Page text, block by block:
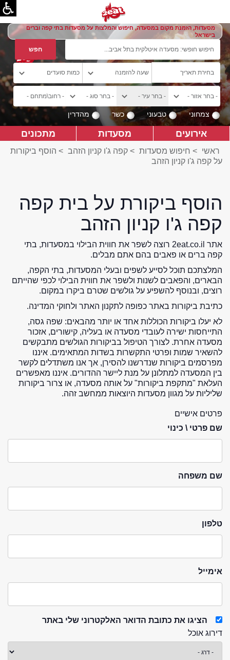
מסעדות, הזמנת מקום במסעדה, חיפוש והמלצות על מסעדות בתי קפה וברים
בישראל
צמחוני טבעוני כשר מהדרין
אירועים מסעדות מתכונים
ראשי > חיפוש מסעדות > קפה ג'ו קניון הזהב > הוסף ביקורות
על קפה ג'ו קניון הזהב
הוסף ביקורת על בית קפה
קפה ג'ו קניון הזהב
אתר 2eat.co.il רוצה לשפר את חווית הבילוי במסעדות, בתי
קפה ברים או פאבים בהם אתם מבלים.
המלצתכם תוכל לסייע לשפים ובעלי המסעדות, בתי הקפה,
הבארים, והפאבים לשנות ולשפר את חווית הבילוי לכפי שהייתם
רוצים, ובנוסף להשפיע על גולשים שטרם ביקרו במקום.
כתיבת ביקורות באתר כפופה לתקנון האתר ולחוקי המדינה.
לא יעלו ביקורות הכוללות אחד או יותר מהבאים: שפה גסה,
התייחסות ישירה לעובדי מסעדה או בעליה, קישורים, אזכור
מסעדה אחרת. לצורך הטיפול בביקורות הגולשים מתבקשים
להשאיר שמות ופרטי התקשרות בשדות המתאימים. איננו
מפרסמים ביקורות שנדרשנו להסירן, אך אנו משתדלים לקשר
בין המסעדה למתלונן על מנת ליישר ההדורים. איננו מאפשרים
העלאת "מתקפת ביקורות" על אותה מסעדה, או צרור ביקורות
שליליות על מגוון מסעדות היוצאות ממחשב זהה.
פרטים אישיים
שם פרטי \ כינוי
שם משפחה
טלפון
אימייל
הציגו את כתובת הדואר האלקטרוני שלי באתר
דירוג אוכל